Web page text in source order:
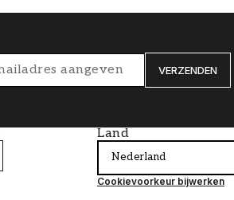
VERZENDEN
Land
Nederland
Cookievoorkeur bijwerken